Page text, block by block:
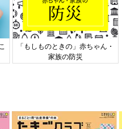
「もしものときの」赤ちゃん・
家族の防災